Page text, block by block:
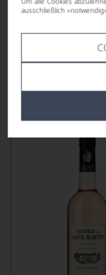
ausschließlich
Château de
CÔTES DE